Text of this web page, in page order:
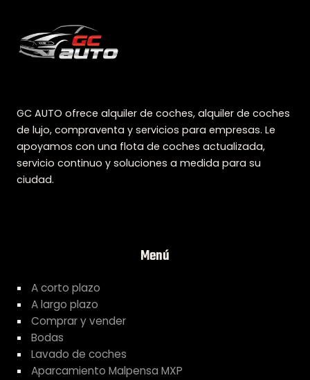
GC AUTO ofrece alquiler de coches, alquiler de coches
de lujo, compraventa y servicios para empresas. Le
apoyamos con una flota de coches actualizada,
servicio continuo y soluciones a medida para su
ciudad.
Menú
A corto plazo
A largo plazo
Comprar y vender
Bodas
Lavado de coches
Aparcamiento Malpensa MXP